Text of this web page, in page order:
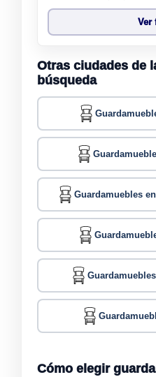
Ver
Otras ciudades de
búsqueda
Guardamuebles
Cómo elegir